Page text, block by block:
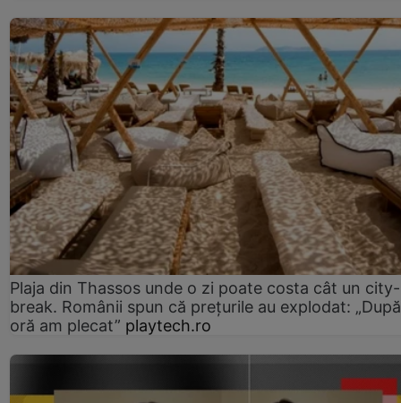
Plaja din Thassos unde o zi poate costa cât un city-
break. Românii spun că prețurile au explodat:
oră am plecat” playtech.ro